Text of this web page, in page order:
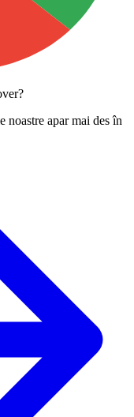
noastre apar mai des în